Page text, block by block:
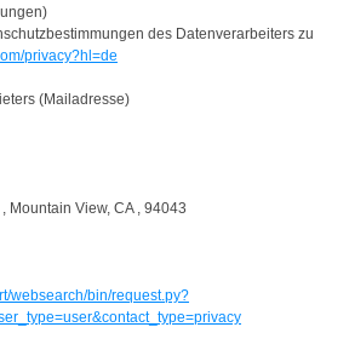
des Datenverarbeiters zu
privacy?hl=de
(Mailadresse)
Mountain View, CA , 94043
websearch/bin/request.py?